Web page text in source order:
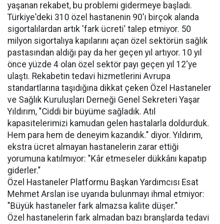
yaşanan rekabet, bu problemi gidermeye başladı.
Türkiye'deki 310 özel hastanenin 90'ı birçok alanda
sigortalılardan artık 'fark ücreti' talep etmiyor. 50
milyon sigortalıya kapılarını açan özel sektörün sağlık
pastasından aldığı pay da her geçen yıl artıyor. 10 yıl
önce yüzde 4 olan özel sektör payı geçen yıl 12'ye
ulaştı. Rekabetin tedavi hizmetlerini Avrupa
standartlarına taşıdığına dikkat çeken Özel Hastaneler
ve Sağlık Kuruluşları Derneği Genel Sekreteri Yaşar
Yıldırım, "Ciddi bir büyüme sağladık. Atıl
kapasitelerimizi kamudan gelen hastalarla doldurduk.
Hem para hem de deneyim kazandık." diyor. Yıldırım,
ekstra ücret almayan hastanelerin zarar ettiği
yorumuna katılmıyor: "Kâr etmeseler dükkânı kapatıp
giderler."
Özel Hastaneler Platformu Başkan Yardımcısı Esat
Mehmet Arslan ise uyarıda bulunmayı ihmal etmiyor:
"Büyük hastaneler fark almazsa kalite düşer."
Özel hastanelerin fark almadan bazı branşlarda tedavi